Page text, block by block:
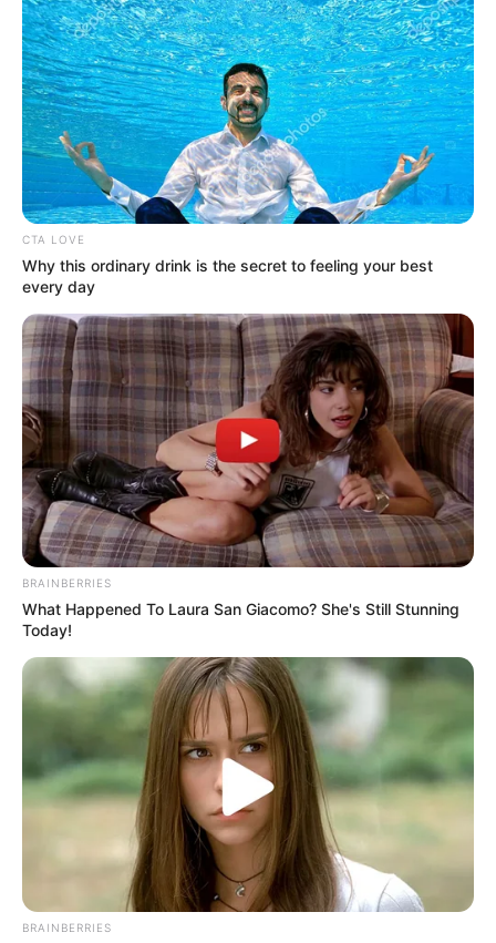
CTA LOVE
Why this ordinary drink is the secret to feeling your best
every day
BRAINBERRIES
What Happened To Laura San Giacomo? She's Still Stunning
Today!
BRAINBERRIES